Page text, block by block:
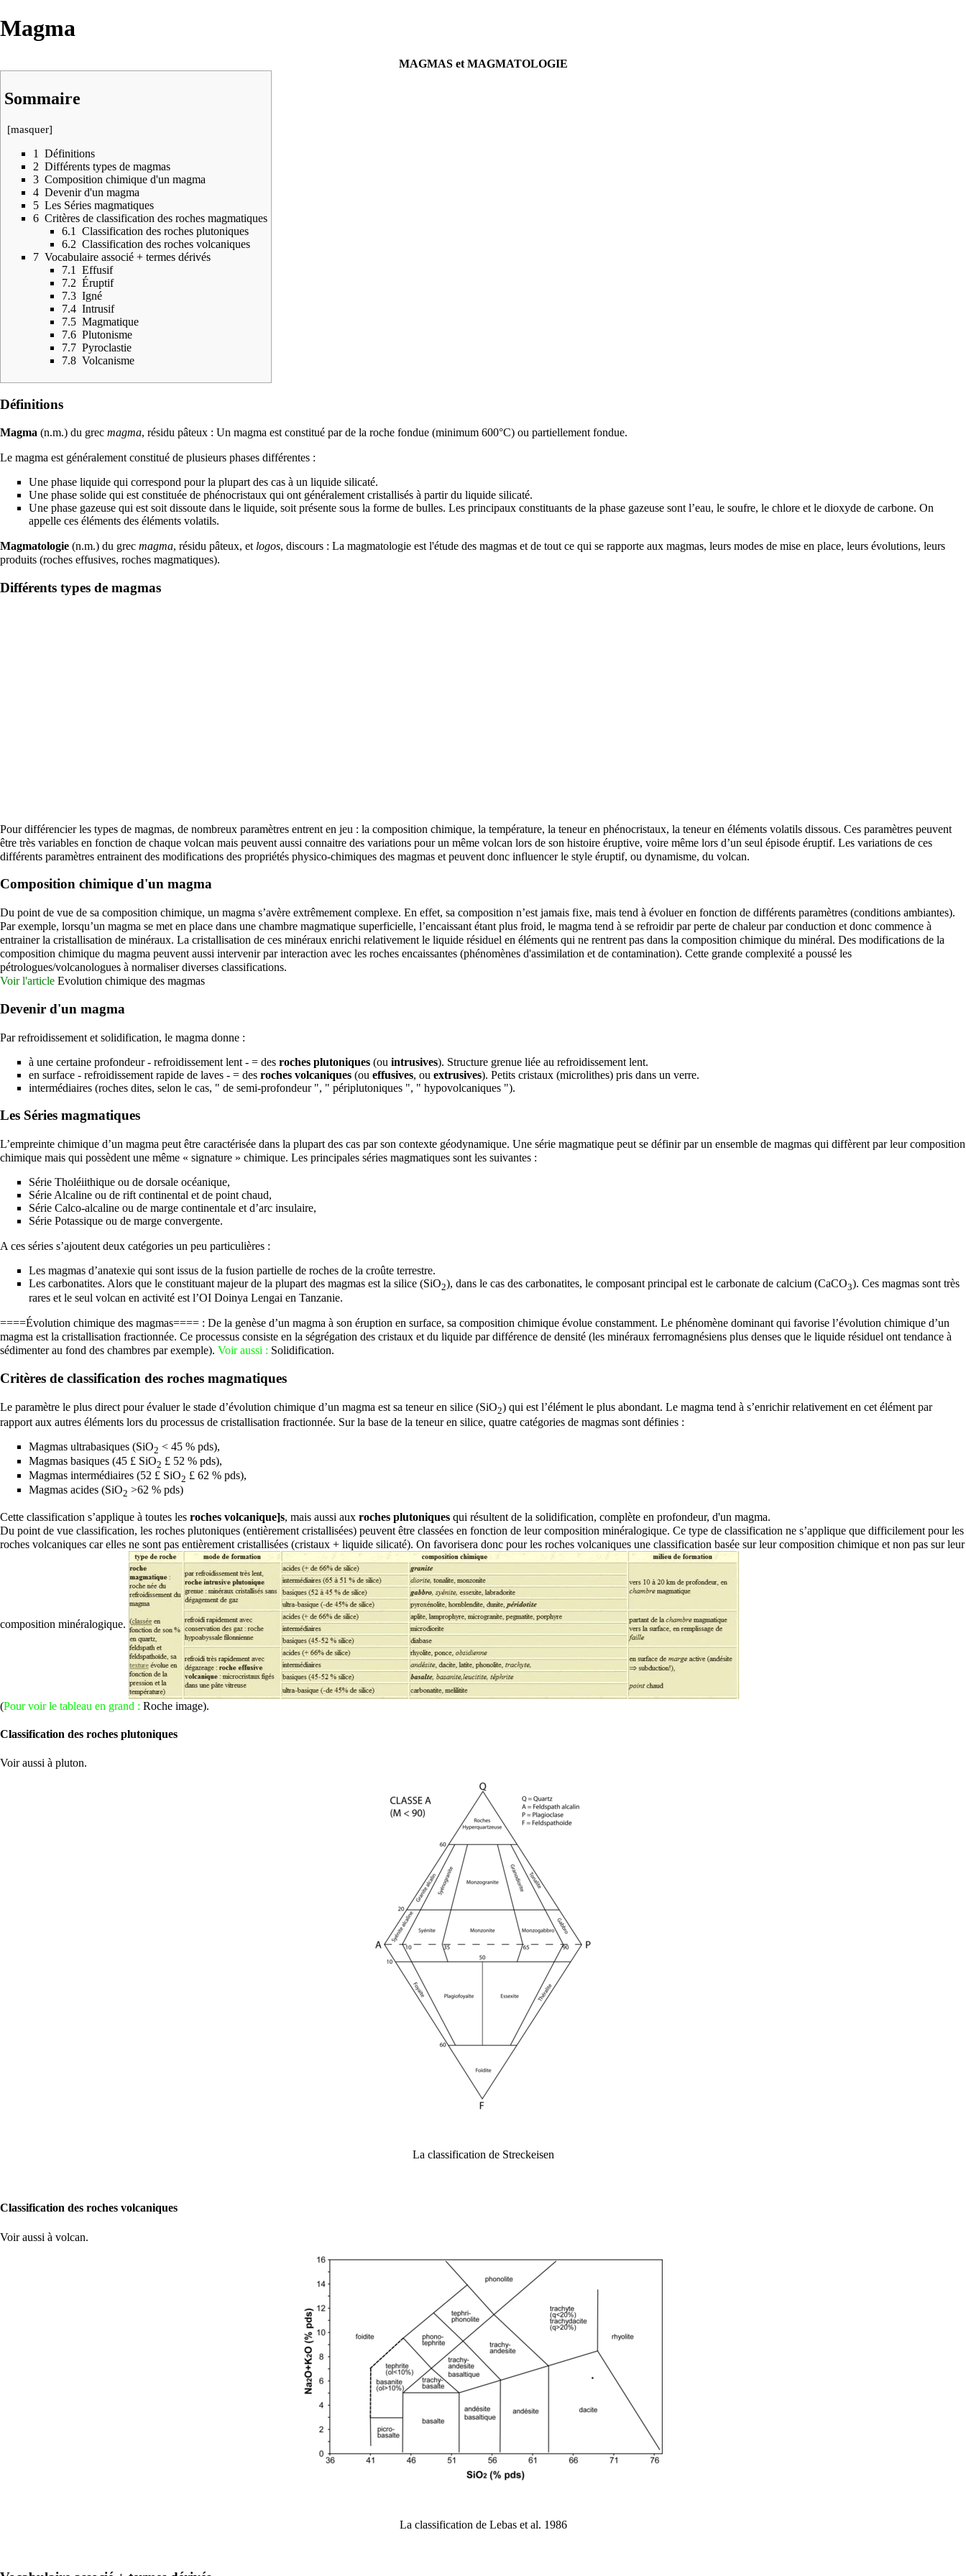
Magma
MAGMAS et MAGMATOLOGIE
Sommaire
[masquer]
1
Définitions
2 Différents types de magmas
3 Composition chimique d'un magma
4 Devenir d'un magma
5 Les Séries magmatiques
6 Critères de classification des roches magmatiques
6.1
Classification des roches plutoniques
6.2 Classification des roches volcaniques
7 Vocabulaire associé + termes dérivés
7.1
Effusif
7.2 Éruptif
7.3 Igné
7.4 Intrusif
7.5 Magmatique
7.6 Plutonisme
7.7 Pyroclastie
7.8 Volcanisme
Définitions
Magma (n.m.) du grec magma, résidu pâteux : Un magma est constitué par de la roche fondue (minimum 600°C) ou partiellement fondue.
Le magma est généralement constitué de plusieurs phases différentes :
Une phase liquide qui correspond pour la plupart des cas à un liquide silicaté.
Une phase solide qui est constituée de phénocristaux qui ont généralement cristallisés à partir du liquide silicaté.
Une phase gazeuse qui est soit dissoute dans le liquide, soit présente sous la forme de bulles. Les principaux constituants de la phase gazeuse sont l’eau, le soufre, le chlore et le dioxyde de carbone. On
appelle ces éléments des éléments volatils.
Magmatologie (n.m.) du grec magma, résidu pâteux, et logos, discours : La magmatologie est l'étude des magmas et de tout ce qui se rapporte aux magmas, leurs modes de mise en place, leurs évolutions, leurs
produits (roches effusives, roches magmatiques).
Différents types de magmas
Pour différencier les types de magmas, de nombreux paramètres entrent en jeu : la composition chimique, la température, la teneur en phénocristaux, la teneur en éléments volatils dissous. Ces paramètres peuvent
être très variables en fonction de chaque volcan mais peuvent aussi connaitre des variations pour un même volcan lors de son histoire éruptive, voire même lors d’un seul épisode éruptif. Les variations de ces
différents paramètres entrainent des modifications des propriétés physico-chimiques des magmas et peuvent donc influencer le style éruptif, ou dynamisme, du volcan.
Composition chimique d'un magma
Du point de vue de sa composition chimique, un magma s’avère extrêmement complexe. En effet, sa composition n’est jamais fixe, mais tend à évoluer en fonction de différents paramètres (conditions ambiantes).
Par exemple, lorsqu’un magma se met en place dans une chambre magmatique superficielle, l’encaissant étant plus froid, le magma tend à se refroidir par perte de chaleur par conduction et donc commence à
entrainer la cristallisation de minéraux. La cristallisation de ces minéraux enrichi relativement le liquide résiduel en éléments qui ne rentrent pas dans la composition chimique du minéral. Des modifications de la
composition chimique du magma peuvent aussi intervenir par interaction avec les roches encaissantes (phénomènes d'assimilation et de contamination). Cette grande complexité a poussé les
pétrologues/volcanologues à normaliser diverses classifications.
Voir l'article Evolution chimique des magmas
Devenir d'un magma
Par refroidissement et solidification, le magma donne :
à une certaine profondeur - refroidissement lent - = des roches plutoniques (ou intrusives). Structure grenue liée au refroidissement lent.
en surface - refroidissement rapide de laves - = des roches volcaniques (ou effusives, ou extrusives). Petits cristaux (microlithes) pris dans un verre.
intermédiaires (roches dites, selon le cas, " de semi-profondeur ", " périplutoniques ", " hypovolcaniques ").
Les Séries magmatiques
L’empreinte chimique d’un magma peut être caractérisée dans la plupart des cas par son contexte géodynamique. Une série magmatique peut se définir par un ensemble de magmas qui diffèrent par leur composition
chimique mais qui possèdent une même « signature » chimique. Les principales séries magmatiques sont les suivantes :
Série Tholéiithique ou de dorsale océanique,
Série Alcaline ou de rift continental et de point chaud,
Série Calco-alcaline ou de marge continentale et d’arc insulaire,
Série Potassique ou de marge convergente.
A ces séries s’ajoutent deux catégories un peu particulières :
Les magmas d’anatexie qui sont issus de la fusion partielle de roches de la croûte terrestre.
Les carbonatites. Alors que le constituant majeur de la plupart des magmas est la silice (SiO2), dans le cas des carbonatites, le composant principal est le carbonate de calcium (CaCO3). Ces magmas sont très
rares et le seul volcan en activité est l’OI Doinya Lengai en Tanzanie.
====Évolution chimique des magmas==== : De la genèse d’un magma à son éruption en surface, sa composition chimique évolue constamment. Le phénomène dominant qui favorise l’évolution chimique d’un
magma est la cristallisation fractionnée. Ce processus consiste en la ségrégation des cristaux et du liquide par différence de densité (les minéraux ferromagnésiens plus denses que le liquide résiduel ont tendance à
sédimenter au fond des chambres par exemple). Voir aussi : Solidification.
Critères de classification des roches magmatiques
Le paramètre le plus direct pour évaluer le stade d’évolution chimique d’un magma est sa teneur en silice (SiO2) qui est l’élément le plus abondant. Le magma tend à s’enrichir relativement en cet élément par
rapport aux autres éléments lors du processus de cristallisation fractionnée. Sur la base de la teneur en silice, quatre catégories de magmas sont définies :
Magmas ultrabasiques (SiO2 < 45 % pds),
Magmas basiques (45 £ SiO2 £ 52 % pds),
Magmas intermédiaires (52 £ SiO2 £ 62 % pds),
Magmas acides (SiO2 >62 % pds)
Cette classification s’applique à toutes les roches volcanique]s, mais aussi aux roches plutoniques qui résultent de la solidification, complète en profondeur, d'un magma.
Du point de vue classification, les roches plutoniques (entièrement cristallisées) peuvent être classées en fonction de leur composition minéralogique. Ce type de classification ne s’applique que difficilement pour les
roches volcaniques car elles ne sont pas entièrement cristallisées (cristaux + liquide silicaté). On favorisera donc pour les roches volcaniques une classification basée sur leur composition chimique et non pas sur leur
composition minéralogique.
(Pour voir le tableau en grand : Roche image).
Classification des roches plutoniques
Voir aussi à pluton.
La classification de Streckeisen
Classification des roches volcaniques
Voir aussi à volcan.
La classification de Lebas et al. 1986